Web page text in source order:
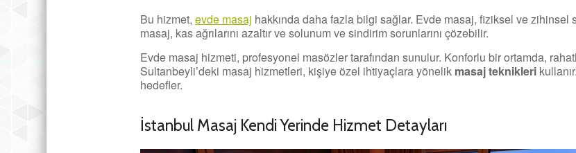
Bu hizmet, evde masaj hakkında daha fazla bilgi sağlar. Evde masaj, fiziksel ve zihinsel
masaj, kas ağrılarını azaltır ve solunum ve sindirim sorunlarını çözebilir.
Evde masaj hizmeti, profesyonel masözler tarafından sunulur. Konforlu bir ortamda,
Sultanbeyli’deki masaj hizmetleri, kişiye özel ihtiyaçlara yönelik masaj teknikleri
hedefler.
İstanbul Masaj Kendi Yerinde Hizmet Detayları